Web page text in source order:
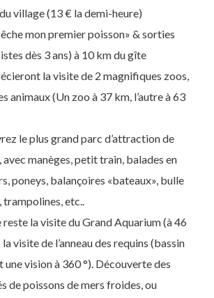
village (13 € la demi-heure)
mon premier poisson» & sorties
dès 3 ans) à 10 km du gîte
la visite de 2 magnifiques zoos,
animaux (Un zoo à 37 km, l’autre à 63
le plus grand parc d’attraction de
manèges, petit train, balades en
poneys, balançoires «bateaux», bulle
trampolines, etc..
reste la visite du Grand Aquarium (à 46
visite de l’anneau des requins (bassin
vision à 360 °). Découverte des
de poissons de mers froides, ou